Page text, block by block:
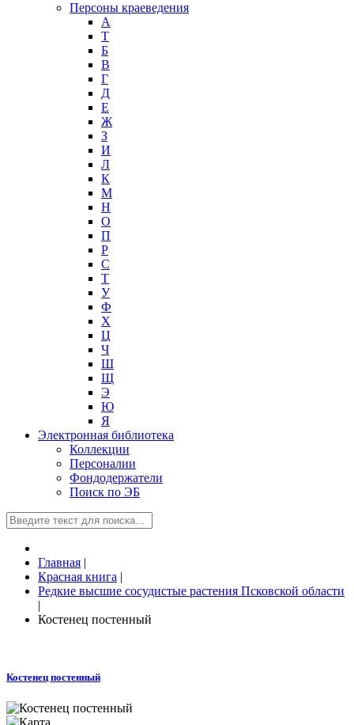
Персоны краеведения
А
T
Б
В
Г
Д
Е
Ж
З
И
Л
К
М
Н
О
П
Р
С
Т
У
Ф
Х
Ц
Ч
Ш
Щ
Э
Ю
Я
Электронная библиотека
Коллекции
Персоналии
Фондодержатели
Поиск по ЭБ
Главная |
Красная книга |
Редкие высшие сосудистые растения Псковской области
|
Костенец постенный
Костенец постенный